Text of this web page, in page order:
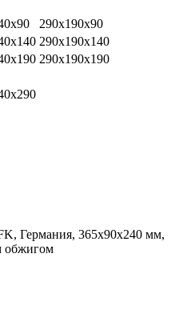
290х190х90
290х190х140
290х190х190
Германия, 365х90х240 мм,
обжигом